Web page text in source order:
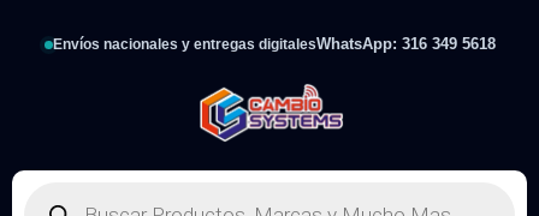
Envíos nacionales y entregas digitalesWhatsApp: 316 349 5618